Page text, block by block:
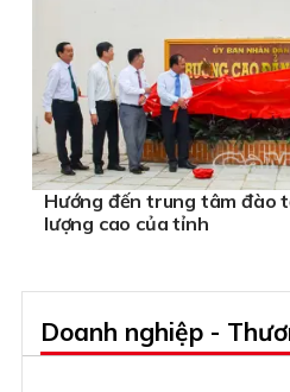
Hướng đến trung tâm đào
lượng cao của tỉnh
Doanh nghiệp -